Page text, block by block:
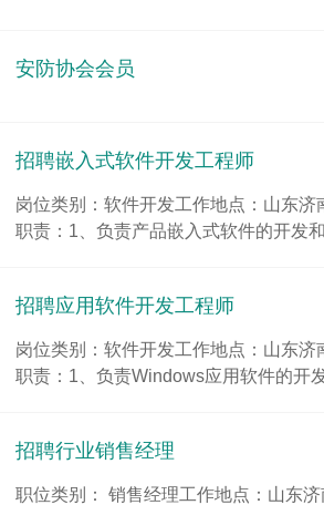
安防协会会员
招聘嵌入式软件开发工程师
岗位类别：软件开发工作地点：山东济
职责：1、负责产品嵌入式软件的开发和
招聘应用软件开发工程师
岗位类别：软件开发工作地点：山东济
职责：1、负责Windows应用软件的开发
招聘行业销售经理
职位类别： 销售经理工作地点：山东